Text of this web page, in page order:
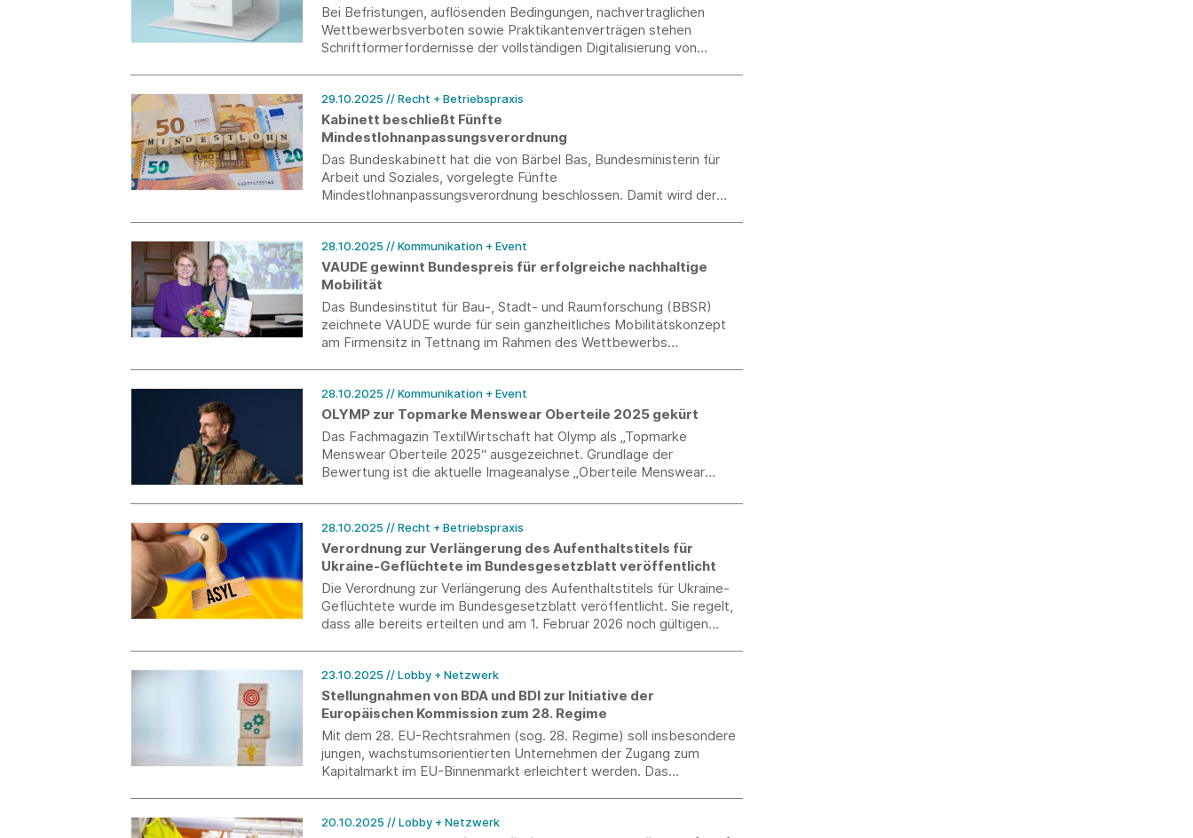
Bei Befristungen, auflösenden Bedingungen, nachvertraglichen
Wettbewerbsverboten sowie Praktikantenverträgen stehen
Schriftformerfordernisse der vollständigen Digitalisierung von
29.10.2025 // Recht + Betriebspraxis
Kabinett beschließt Fünfte
Mindestlohnanpassungsverordnung
Das Bundeskabinett hat die von Bärbel Bas, Bundesministerin für
Arbeit und Soziales, vorgelegte Fünfte
Mindestlohnanpassungsverordnung beschlossen. Damit wird der
1.1.2027 auf 14,60 €.
28.10.2025 // Kommunikation + Event
VAUDE gewinnt Bundespreis für erfolgreiche nachhaltige
Mobilität
Das Bundesinstitut für Bau-, Stadt- und Raumforschung (BBSR)
zeichnete VAUDE wurde für sein ganzheitliches Mobilitätskonzept
am Firmensitz in Tettnang im Rahmen des Wettbewerbs
28.10.2025 // Kommunikation + Event
OLYMP zur Topmarke Menswear Oberteile 2025 gekürt
Das Fachmagazin TextilWirtschaft hat Olymp als „Topmarke
Menswear Oberteile 2025“ ausgezeichnet. Grundlage der
Bewertung ist die aktuelle Imageanalyse „Oberteile Menswear
Männermode-Marktes geprüft wurde.
28.10.2025 // Recht + Betriebspraxis
Verordnung zur Verlängerung des Aufenthaltstitels für
Ukraine-Geflüchtete im Bundesgesetzblatt veröffentlicht
Die Verordnung zur Verlängerung des Aufenthaltstitels für Ukraine-
Geflüchtete wurde im Bundesgesetzblatt veröffentlicht. Sie regelt,
dass alle bereits erteilten und am 1. Februar 2026 noch gültigen
23.10.2025 // Lobby + Netzwerk
Stellungnahmen von BDA und BDI zur Initiative der
Europäischen Kommission zum 28. Regime
Mit dem 28. EU-Rechtsrahmen (sog. 28. Regime) soll insbesondere
jungen, wachstumsorientierten Unternehmen der Zugang zum
Kapitalmarkt im EU-Binnenmarkt erleichtert werden. Das
Legislativvorschlags für Frühjahr 2026.
20.10.2025 // Lobby + Netzwerk